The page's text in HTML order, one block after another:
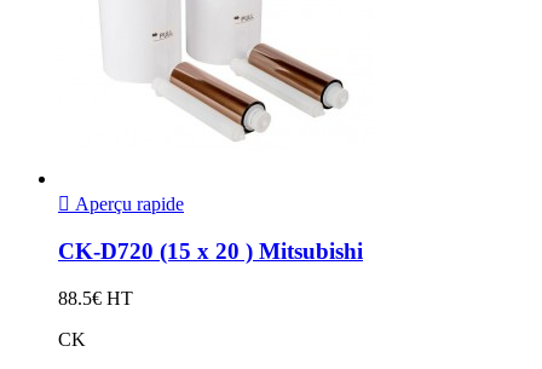
 Aperçu rapide
CK-D720 (15 x 20 ) Mitsubishi
88.5€ HT
CK